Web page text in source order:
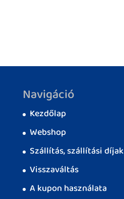
Navigáció
Kezdőlap
Webshop
Szállítás, szállítási díjak
Visszaváltás
A kupon használata